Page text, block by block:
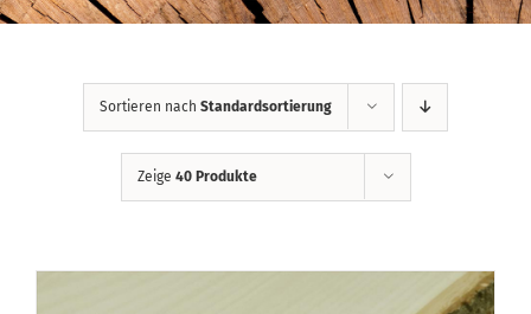
Sortieren nach Standardsortierung
Zeige 40 Produkte